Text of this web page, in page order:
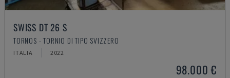
SWISS DT 26 S
TORNOS - TORNIO DI TIPO SVIZZERO
ITALIA 2022
98.000 €